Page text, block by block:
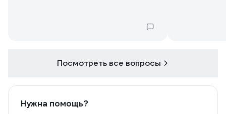
Посмотреть все вопросы
Нужна помощь?